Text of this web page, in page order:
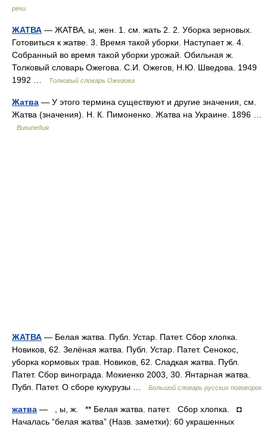
речи
ЖАТВА — ЖАТВА, ы, жен. 1. см. жать 2. 2. Уборка зерновых.
Готовиться к жатве. 3. Время такой уборки. Наступает ж. 4.
Собранный во время такой уборки урожай. Обильная ж.
Толковый словарь Ожегова. С.И. Ожегов, Н.Ю. Шведова. 1949
1992 …
Толковый словарь Ожегова
Жатва — У этого термина существуют и другие значения, см.
Жатва (значения). Н. К. Пимоненко. Жатва на Украине. 1896 …
Википедия
ЖАТВА — Белая жатва. Публ. Устар. Патет. Сбор хлопка.
Новиков, 62. Зелёная жатва. Публ. Устар. Патет. Сенокос,
уборка кормовых трав. Новиков, 62. Сладкая жатва. Публ.
Патет. Сбор винограда. Мокиенко 2003, 30. Янтарная жатва.
Публ. Патет. О сборе кукурузы …
Большой словарь русских поговорок
жатва — , ы, ж. ** Белая жатва. патет. Сбор хлопка. ◘
Началась “белая жатва” (Назв. заметки): 60 украшенных